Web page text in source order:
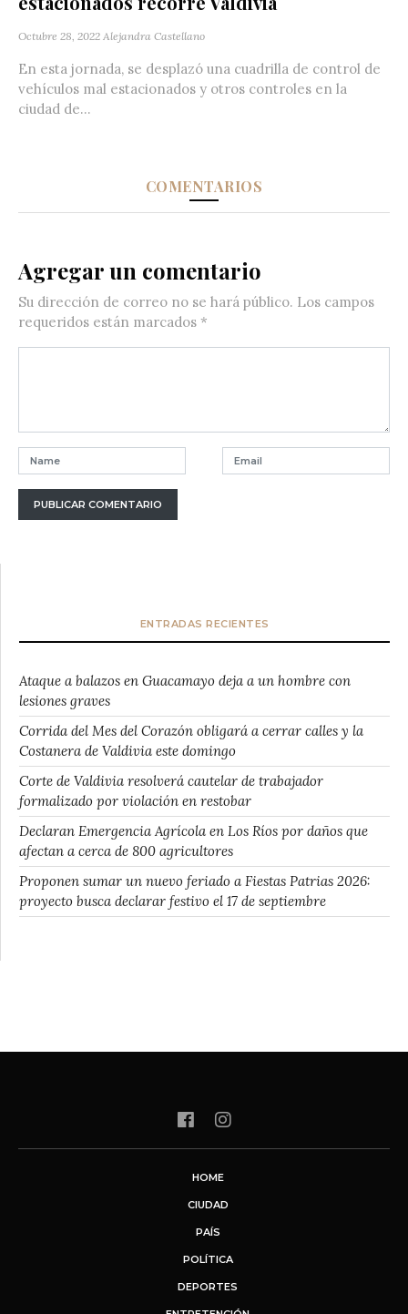
Octubre 28, 2022 Alejandra Castellano
En esta jornada, se desplazó una cuadrilla de control de
vehículos mal estacionados y otros controles en la
ciudad de...
COMENTARIOS
Agregar un comentario
Su dirección de correo no se hará público. Los campos
requeridos están marcados *
ENTRADAS RECIENTES
Ataque a balazos en Guacamayo deja a un hombre con
lesiones graves
Corrida del Mes del Corazón obligará a cerrar calles y la
Costanera de Valdivia este domingo
Corte de Valdivia resolverá cautelar de trabajador
formalizado por violación en restobar
Declaran Emergencia Agrícola en Los Ríos por daños que
afectan a cerca de 800 agricultores
Proponen sumar un nuevo feriado a Fiestas Patrias 2026:
proyecto busca declarar festivo el 17 de septiembre
HOME
CIUDAD
PAÍS
POLÍTICA
DEPORTES